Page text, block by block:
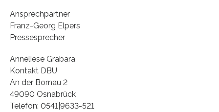
Ansprechpartner
Franz-Georg Elpers
Pressesprecher
Anneliese Grabara
Kontakt DBU
An der Bornau 2
49090 Osnabrück
Telefon: 0541|9633-521